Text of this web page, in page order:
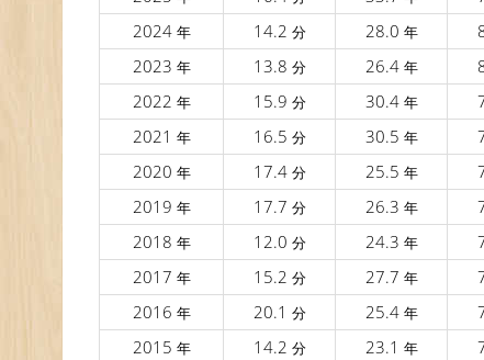
2024 年 14.2 分 28.0 年
2023 年 13.8 分 26.4 年
2022 年 15.9 分 30.4 年
2021 年 16.5 分 30.5 年
2020 年 17.4 分 25.5 年
2019 年 17.7 分 26.3 年
2018 年 12.0 分 24.3 年
2017 年 15.2 分 27.7 年
2016 年 20.1 分 25.4 年
2015 年 14.2 分 23.1 年